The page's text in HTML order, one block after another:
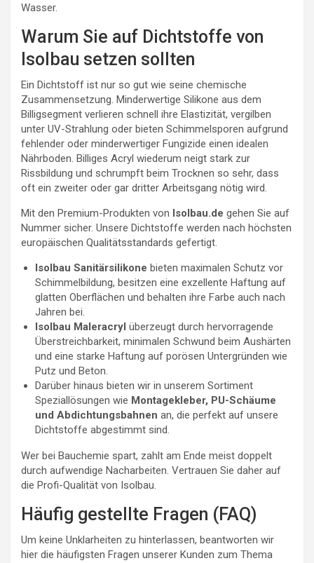
Wasser.
Warum Sie auf Dichtstoffe von
Isolbau setzen sollten
Ein Dichtstoff ist nur so gut wie seine chemische
Zusammensetzung. Minderwertige Silikone aus dem
Billigsegment verlieren schnell ihre Elastizität, vergilben
unter UV-Strahlung oder bieten Schimmelsporen aufgrund
fehlender oder minderwertiger Fungizide einen idealen
Nährboden. Billiges Acryl wiederum neigt stark zur
Rissbildung und schrumpft beim Trocknen so sehr, dass
oft ein zweiter oder gar dritter Arbeitsgang nötig wird.
Mit den Premium-Produkten von Isolbau.de gehen Sie auf
Nummer sicher. Unsere Dichtstoffe werden nach höchsten
europäischen Qualitätsstandards gefertigt.
Isolbau Sanitärsilikone bieten maximalen Schutz vor
Schimmelbildung, besitzen eine exzellente Haftung auf
glatten Oberflächen und behalten ihre Farbe auch nach
Jahren bei.
Isolbau Maleracryl überzeugt durch hervorragende
Überstreichbarkeit, minimalen Schwund beim Aushärten
und eine starke Haftung auf porösen Untergründen wie
Putz und Beton.
Darüber hinaus bieten wir in unserem Sortiment
Speziallösungen wie Montagekleber, PU-Schäume
und Abdichtungsbahnen an, die perfekt auf unsere
Dichtstoffe abgestimmt sind.
Wer bei Bauchemie spart, zahlt am Ende meist doppelt
durch aufwendige Nacharbeiten. Vertrauen Sie daher auf
die Profi-Qualität von Isolbau.
Häufig gestellte Fragen (FAQ)
Um keine Unklarheiten zu hinterlassen, beantworten wir
hier die häufigsten Fragen unserer Kunden zum Thema